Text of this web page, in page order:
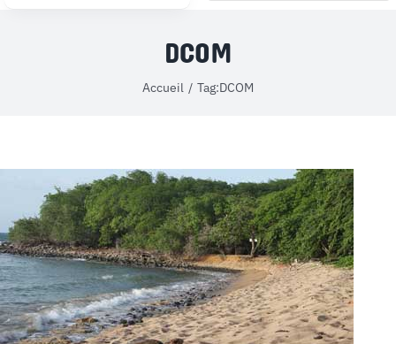
LE KIOSQUE
MON COMPTE
PANIER
DCOM
Accueil Tag:DCOM